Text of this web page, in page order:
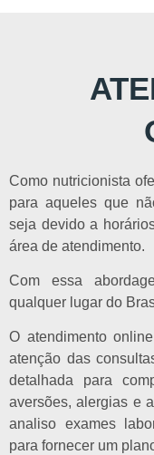
Como nutricionista
para aqueles que
seja devido a
área de atendimento.
Com essa
qualquer lugar do
O atendimento
atenção das
detalhada para
aversões, alergias e
analiso exames
para fornecer um